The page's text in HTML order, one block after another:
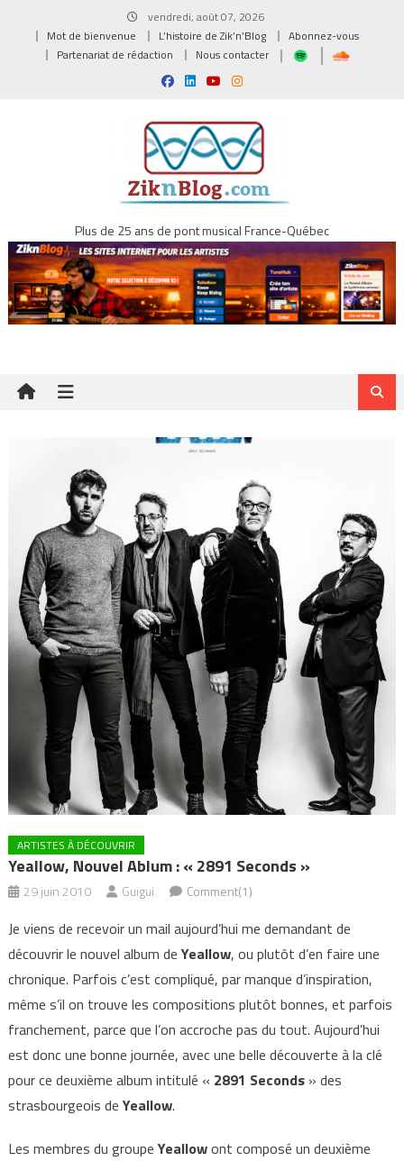
vendredi, août 07, 2026
Mot de bienvenue
L’histoire de Zik’n’Blog
Abonnez-vous
Partenariat de rédaction
Nous contacter
Plus de 25 ans de pont musical France-Québec
ARTISTES À DÉCOUVRIR
Yeallow, Nouvel Ablum : « 2891 Seconds »
29 juin 2010 Guigui Comment(1)
Je viens de recevoir un mail aujourd’hui me demandant de
découvrir le nouvel album deYeallow, ou plutôt d’en faire une
chronique. Parfois c’est compliqué, par manque d’inspiration,
même s’il on trouve les compositions plutôt bonnes, et parfois
franchement, parce que l’on accroche pas du tout. Aujourd’hui
est donc une bonne journée, avec une belle découverte à la clé
pour ce deuxième album intitulé « 2891 Seconds» des
strasbourgeois deYeallow.
Les membres du groupeYeallowont composé un deuxième